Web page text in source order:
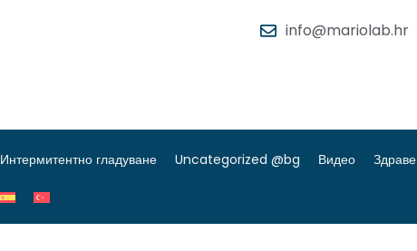
info@mariolab.hr
Интермитентно гладуване Uncategorized @bg Видео Здраве